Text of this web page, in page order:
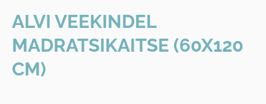
ALVI VEEKINDEL
MADRATSIKAITSE (60X120
CM)